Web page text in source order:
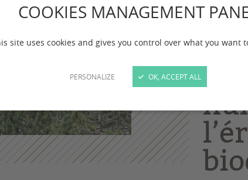
COOKIES MANAGEMENT
site uses cookies and gives you control over what you want
PERSONALIZE OK, ACCEPT ALL